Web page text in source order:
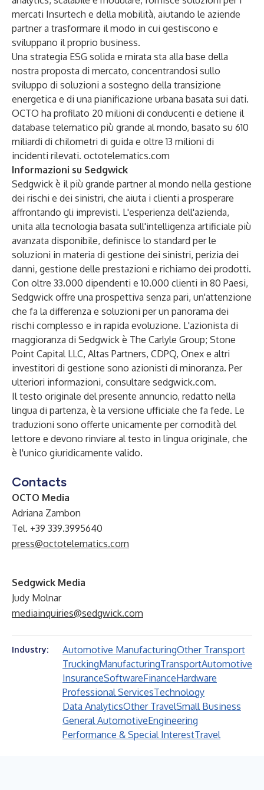
mercati Insurtech e della mobilità, aiutando le aziende
partner a trasformare il modo in cui gestiscono e
sviluppano il proprio business.
Una strategia ESG solida e mirata sta alla base della
nostra proposta di mercato, concentrandosi sullo
sviluppo di soluzioni a sostegno della transizione
energetica e di una pianificazione urbana basata sui dati.
OCTO ha profilato 20 milioni di conducenti e detiene il
database telematico più grande al mondo, basato su 610
miliardi di chilometri di guida e oltre 13 milioni di
incidenti rilevati. octotelematics.com
Informazioni su Sedgwick
Sedgwick è il più grande partner al mondo nella gestione
dei rischi e dei sinistri, che aiuta i clienti a prosperare
affrontando gli imprevisti. L'esperienza dell'azienda,
unita alla tecnologia basata sull'intelligenza artificiale più
avanzata disponibile, definisce lo standard per le
soluzioni in materia di gestione dei sinistri, perizia dei
danni, gestione delle prestazioni e richiamo dei prodotti.
Con oltre 33.000 dipendenti e 10.000 clienti in 80 Paesi,
Sedgwick offre una prospettiva senza pari, un'attenzione
che fa la differenza e soluzioni per un panorama dei
rischi complesso e in rapida evoluzione. L'azionista di
maggioranza di Sedgwick è The Carlyle Group; Stone
Point Capital LLC, Altas Partners, CDPQ, Onex e altri
investitori di gestione sono azionisti di minoranza. Per
ulteriori informazioni, consultare sedgwick.com.
Il testo originale del presente annuncio, redatto nella
lingua di partenza, è la versione ufficiale che fa fede. Le
traduzioni sono offerte unicamente per comodità del
lettore e devono rinviare al testo in lingua originale, che
è l'unico giuridicamente valido.
Contacts
OCTO Media
Adriana Zambon
Tel. +39 339.3995640
press@octotelematics.com
Sedgwick Media
Judy Molnar
mediainquiries@sedgwick.com
Industry: Automotive ManufacturingOther Transport
TruckingManufacturingTransportAutomotive
InsuranceSoftwareFinanceHardware
Professional ServicesTechnology
Data AnalyticsOther TravelSmall Business
General AutomotiveEngineering
Performance & Special InterestTravel